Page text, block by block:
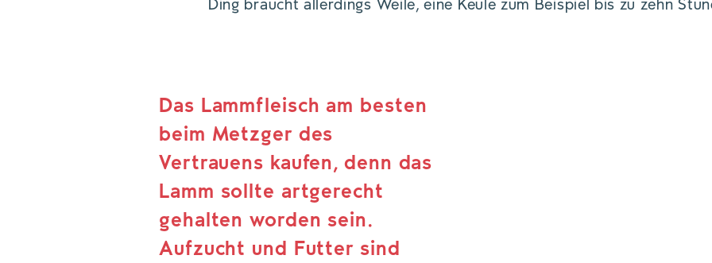
Ding braucht allerdings Weile, eine Keule zum Beispiel bis zu zehn
Das Lammfleisch am besten
beim Metzger des
Vertrauens kaufen, denn das
Lamm sollte artgerecht
gehalten worden sein.
Aufzucht und Futter sind